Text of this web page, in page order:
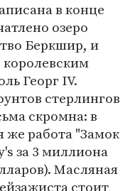
в конце
озеро
Беркшир, и
королевским
Георг IV.
стерлингов
скромна: в
же работа "Замок
за 3 миллиона
Масляная
стоит